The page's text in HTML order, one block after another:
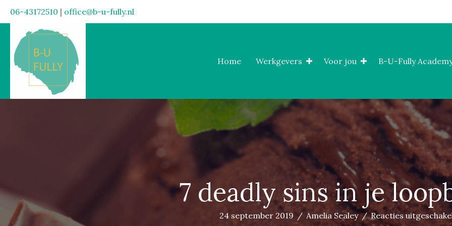
06-43172510 | office@b-u-fully.nl
Home Werkgevers Voor jou B-U-Fully
7 deadly sins in je
24 september 2019 / Amelia Sealey/Reacties